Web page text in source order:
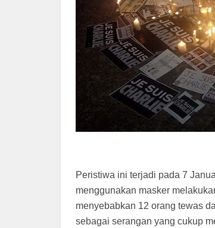
Peristiwa ini terjadi pada 7
menggunakan masker
menyebabkan 12 orang tewas
sebagai serangan yang cukup